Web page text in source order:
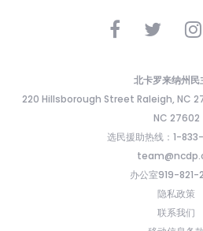
北卡罗来纳州民
220 Hillsborough Street Raleigh, NC
NC 27602
选民援助热线：1-
办公室919-821-
隐私政策
联系我们